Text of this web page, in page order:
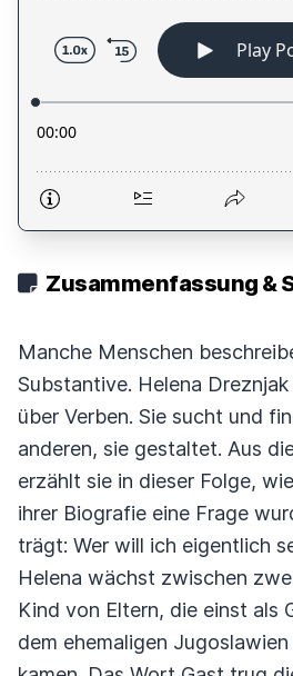
Zusammenfassung &
Manche Menschen
Substantive. Helena
über Verben. Sie sucht und
anderen, sie gestaltet. Aus
erzählt sie in dieser Folge,
ihrer Biografie eine Frage
trägt: Wer will ich eigentlich
Helena wächst zwischen
Kind von Eltern, die einst als
dem ehemaligen